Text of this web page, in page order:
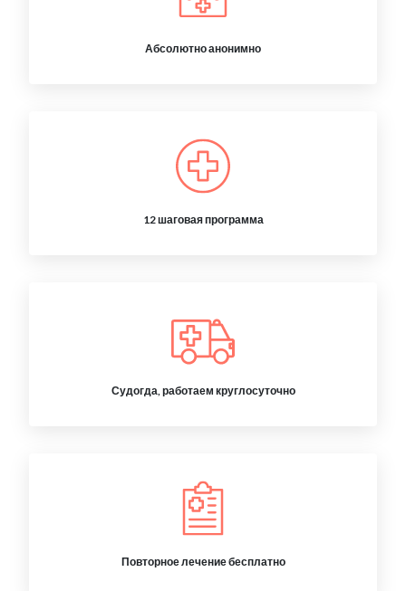
Абсолютно анонимно
12 шаговая программа
Судогда, работаем круглосуточно
Повторное лечение бесплатно